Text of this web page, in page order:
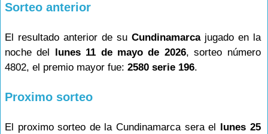
Sorteo anterior
El resultado anterior de su Cundinamarcajugado en la
noche del lunes 11 de mayo de 2026, sorteo número
4802, el premio mayor fue: 2580 serie 196.
Proximo sorteo
El proximo sorteo de la Cundinamarca sera el lunes 25